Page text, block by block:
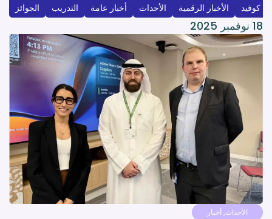
كوفيد الأخبار الرقمية الأحداث أخبار عامة التدريب الجوائز
18 نوفمبر 2025
الأحداث, أخبار